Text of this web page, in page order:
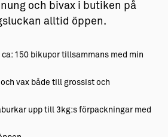
och bivax i butiken på
alltid öppen.
150 bikupor tillsammans med min
vax både till grossist och
upp till 3kg:s förpackningar med